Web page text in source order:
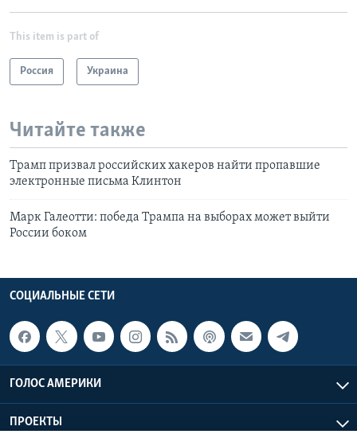
This item is part of
Россия Украина
Читайте также
Трамп призвал российских хакеров найти пропавшие
электронные письма Клинтон
Марк Галеотти: победа Трампа на выборах может выйти
России боком
СОЦИАЛЬНЫЕ СЕТИ
ГОЛОС АМЕРИКИ
ПРОЕКТЫ